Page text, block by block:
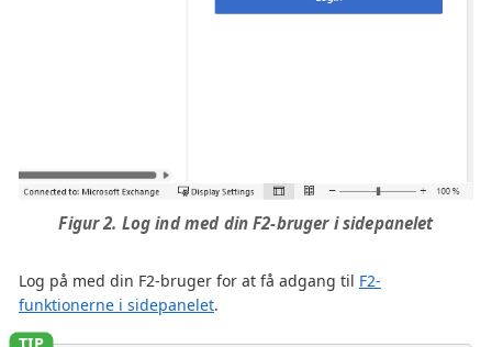
Figur 2. Log ind med din F2-bruger i sidepanelet
Log på med din F2-bruger for at få adgang til F2-
funktionerne i sidepanelet.